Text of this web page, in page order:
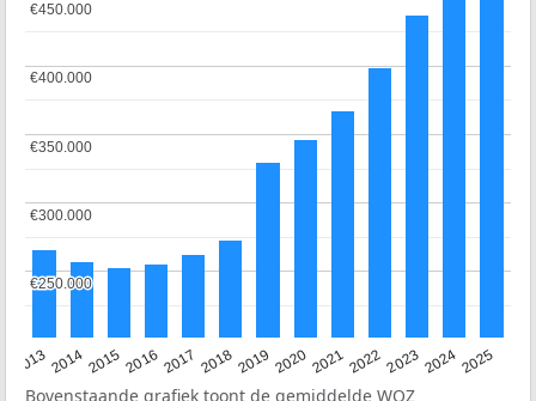
20132014201520162017 20182019 202020212022202320242025
€250.000
€250.000
€300.000
€300.000
€350.000
€350.000
€400.000
€400.000
€450.000
€450.000
Bovenstaande grafiek toont de gemiddelde WOZ